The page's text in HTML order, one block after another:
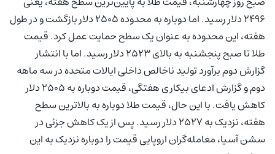
۲۴۹۶ دلار رسید. اما دوباره به محدوده ۲۵۰۵ دلار بازگشت و در طول
هفته، این محدوده به عنوان یک سطح حمایت عمل کرد. قیمت
طلا تا صبح پنجشنبه به بالای ۲۵۲۳ دلار رسید. اما با انتشار
گزارش دوم برآورد تولید ناخالص داخلی ایالات متحده در سه ماهه
دوم و گزارش ادعای بیکاری هفتگی، قیمت دوباره به ۲۵۰۵ دلار
کاهش یافت. با این حال، قیمت طلا دوباره به بالاترین سطح
هفته، نزدیک به ۲۵۲۷ دلار رسید. پس از یک کاهش جزئی در
سشن آسیا، معامله‌گران اروپایی قیمت را دوباره نزدیک به این